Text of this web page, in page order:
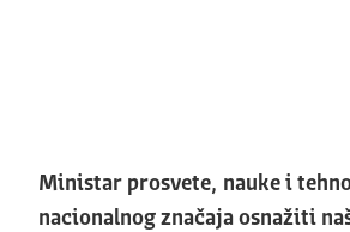
Ministar prosvete, nauke i
nacionalnog značaja osnažiti